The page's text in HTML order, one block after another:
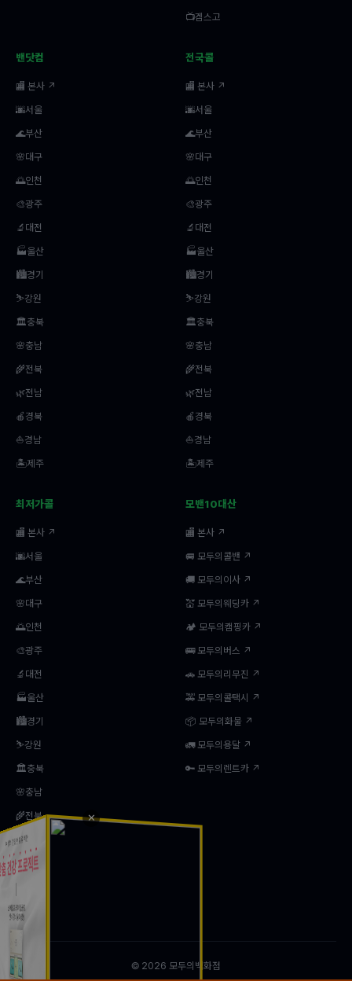
📺겜스고
밴닷컴
🏬 본사 ↗
🌆서울
🌊부산
🌸대구
🌅인천
🎨광주
🔬대전
🏭울산
🏙️경기
⛷️강원
🏛️충북
🌸충남
🌾전북
🌿전남
🍎경북
⛵경남
🏝️제주
전국콜
🏬 본사 ↗
🌆서울
🌊부산
🌸대구
🌅인천
🎨광주
🔬대전
🏭울산
🏙️경기
⛷️강원
🏛️충북
🌸충남
🌾전북
🌿전남
🍎경북
⛵경남
🏝️제주
최저가콜
🏬 본사 ↗
🌆서울
🌊부산
🌸대구
🌅인천
🎨광주
🔬대전
🏭울산
🏙️경기
⛷️강원
🏛️충북
🌸충남
🌾전북
🌿전남
🍎경북
⛵경남
🏝️제주
모밴10대산
🏬 본사 ↗
🚐 모두의콜밴 ↗
🚚 모두의이사 ↗
💒 모두의웨딩카 ↗
🏕️ 모두의캠핑카 ↗
🚌 모두의버스 ↗
🚗 모두의리무진 ↗
🚕 모두의콜택시 ↗
📦 모두의화물 ↗
🚛 모두의용달 ↗
🔑 모두의렌트카 ↗
© 2026 모두의백화점
✕